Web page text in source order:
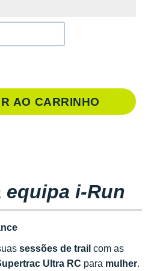
AO CARRINHO
i-Run
sessões de trail com as
Ultra RC para mulher.